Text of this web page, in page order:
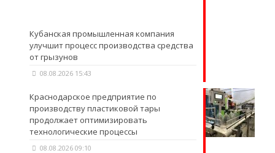
Кубанская промышленная компания
улучшит процесс производства средства
от грызунов
08.08.2026 15:43
Краснодарское предприятие по
производству пластиковой тары
продолжает оптимизировать
технологические процессы
08.08.2026 09:10